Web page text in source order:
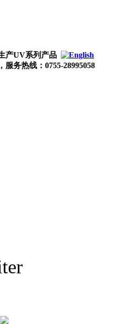
产UV系列产品
务热线：0755-28995058